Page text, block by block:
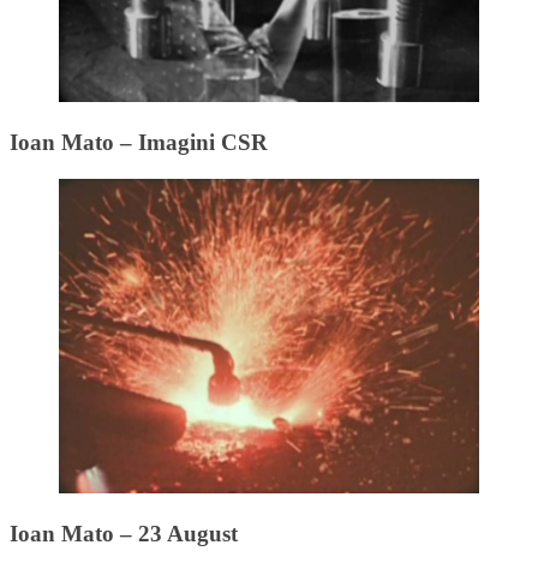
Ioan Mato – Imagini CSR
Ioan Mato – 23 August